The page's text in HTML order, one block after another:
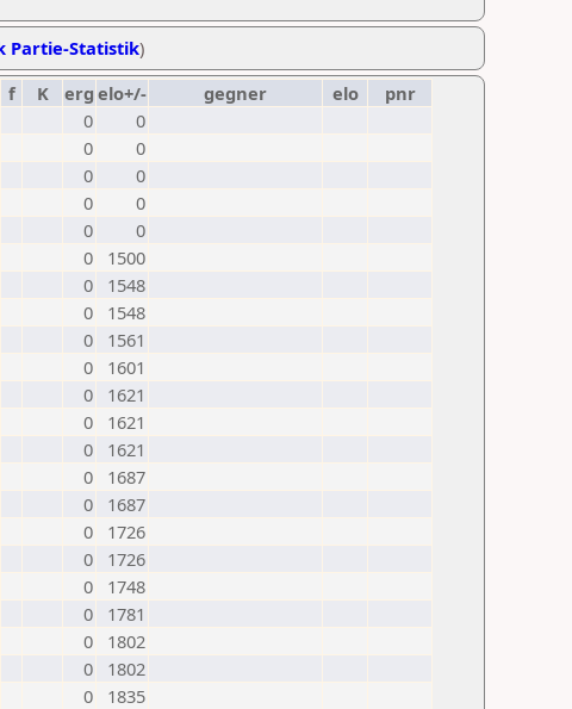
Partie-Statistik)
f K erg elo+/- gegner elo
pnr
0
0
0
0
0
0
0
0
0
0
0
1500
0
1548
0
1548
0
1561
0
1601
0
1621
0
1621
0
1621
0
1687
0
1687
0
1726
0
1726
0
1748
0
1781
0
1802
0
1802
0
1835